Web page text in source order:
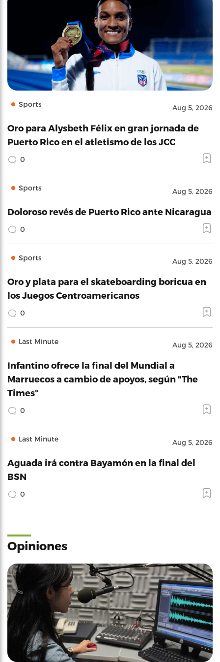
Sports Aug 5, 2026
Oro para Alysbeth Félix en gran jornada de
Puerto Rico en el atletismo de los JCC
0
Sports Aug 5, 2026
Doloroso revés de Puerto Rico ante Nicaragua
0
Sports Aug 5, 2026
Oro y plata para el skateboarding boricua en
los Juegos Centroamericanos
0
Last Minute Aug 5, 2026
Infantino ofrece la final del Mundial a
Marruecos a cambio de apoyos, según "The
Times"
0
Last Minute Aug 5, 2026
Aguada irá contra Bayamón en la final del
BSN
0
Opiniones